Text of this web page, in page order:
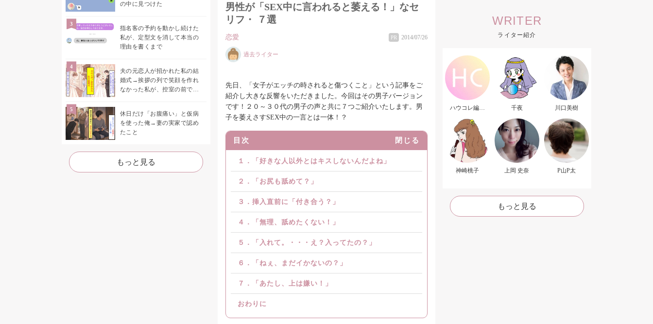
の中に見つけた
指名客の予約を動かし続けた
私が、定型文を消して本当の
理由を書くまで
夫の元恋人が招かれた私の結
婚式→挨拶の列で笑顔を作れ
なかった私が、控室の前で彼
休日だけ「お腹痛い」と仮病
を使った俺→妻の実家で認め
たこと
もっと見る
男性が「SEX中に言われると萎える！」なセ
リフ・ ７選
恋愛 PR 2014/07/26
過去ライター
先日、「女子がエッチの時されると傷つくこと」という記事をご
紹介し大きな反響をいただきました。今回はその男子バージョン
です！２０～３０代の男子の声と共に７つご紹介いたします。男
子を萎えさすSEX中の一言とは一体！？
目次 閉じる
１．「好きな人以外とはキスしないんだよね」
２．「お尻も舐めて？」
３．挿入直前に「付き合う？」
４．「無理、舐めたくない！」
５．「入れて。・・・え？入ってたの？」
６．「ねぇ、まだイかないの？」
７．「あたし、上は嫌い！」
おわりに
WRITER
ライター紹介
ハウコレ編集
千夜 川口美樹
神崎桃子 上岡 史奈 P山P太
もっと見る